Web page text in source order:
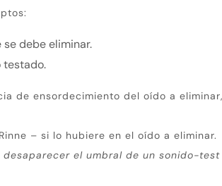
debe eliminar.
testado.
de ensordecimiento del oído a
– si lo hubiere en el oído a eliminar.
el umbral de un sonido-